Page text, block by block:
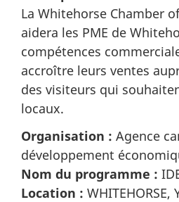
La Whitehorse Chamber
aidera les PME de
compétences
accroître leurs ventes
des visiteurs qui
locaux.
Organisation : Agence
développement
Nom du programme :
Location : WHITEHORSE,